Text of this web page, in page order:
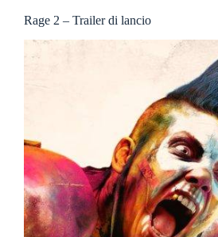
Rage 2 – Trailer di lancio